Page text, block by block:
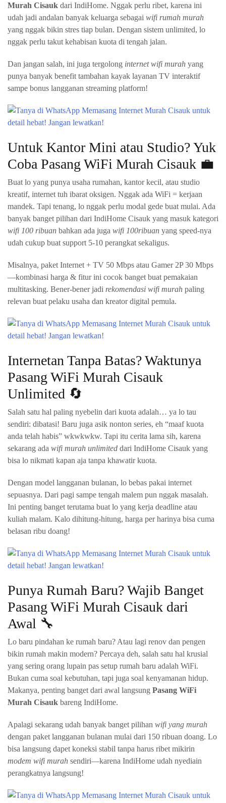
Murah Cisauk dari IndiHome. Nggak perlu ribet, karena ini
udah jadi andalan banyak keluarga sebagai wifi rumah murah
yang nggak bikin stres tiap bulan. Dengan sistem unlimited, lo
nggak perlu takut kehabisan kuota di tengah jalan.
Dan jangan salah, ini juga tergolong internet wifi murah yang
punya banyak benefit tambahan kayak layanan TV interaktif
sampe bonus langganan streaming platform!
Untuk Kantor Mini atau Studio? Yuk
Coba Pasang WiFi Murah Cisauk 💼
Buat lo yang punya usaha rumahan, kantor kecil, atau studio
kreatif, internet tuh ibarat oksigen. Nggak ada WiFi = kerjaan
mandek. Tapi tenang, lo nggak perlu modal gede buat mulai. Ada
banyak banget pilihan dari IndiHome Cisauk yang masuk kategori
wifi 100 ribuan bahkan ada juga wifi 100ribuan yang speed-nya
udah cukup buat support 5-10 perangkat sekaligus.
Misalnya, paket Internet + TV 50 Mbps atau Gamer 2P 30 Mbps
—kombinasi harga & fitur ini cocok banget buat pemakaian
multitasking. Bener-bener jadi rekomendasi wifi murah paling
relevan buat pelaku usaha dan kreator digital pemula.
Internetan Tanpa Batas? Waktunya
Pasang WiFi Murah Cisauk
Unlimited 🔄
Salah satu hal paling nyebelin dari kuota adalah… ya lo tau
sendiri: dibatasi! Baru juga asik nonton series, eh “maaf kuota
anda telah habis” wkwkwkw. Tapi itu cerita lama sih, karena
sekarang ada wifi murah unlimited dari IndiHome Cisauk yang
bisa lo nikmati kapan aja tanpa khawatir kuota.
Dengan model langganan bulanan, lo bebas pakai internet
sepuasnya. Dari pagi sampe tengah malem pun nggak masalah.
Ini penting banget terutama buat lo yang kerja deadline atau
kuliah malam. Kalo dihitung-hitung, harga per harinya bisa cuma
belasan ribu doang!
Punya Rumah Baru? Wajib Banget
Pasang WiFi Murah Cisauk dari
Awal 🔧
Lo baru pindahan ke rumah baru? Atau lagi renov dan pengen
bikin rumah makin modern? Percaya deh, salah satu hal krusial
yang sering orang lupain pas setup rumah baru adalah WiFi.
Bukan cuma soal kebutuhan, tapi juga soal kenyamanan hidup.
Makanya, penting banget dari awal langsung Pasang WiFi
Murah Cisauk bareng IndiHome.
Apalagi sekarang udah banyak banget pilihan wifi yang murah
dengan paket langganan bulanan mulai dari 150 ribuan doang. Lo
bisa langsung dapet koneksi stabil tanpa harus ribet mikirin
modem wifi murah sendiri—karena IndiHome udah nyediain
perangkatnya langsung!